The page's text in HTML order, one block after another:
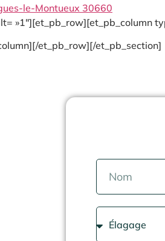
le-Montueux 30660
»1″][et_pb_row][et_pb_column
et_pb_row][/et_pb_section]